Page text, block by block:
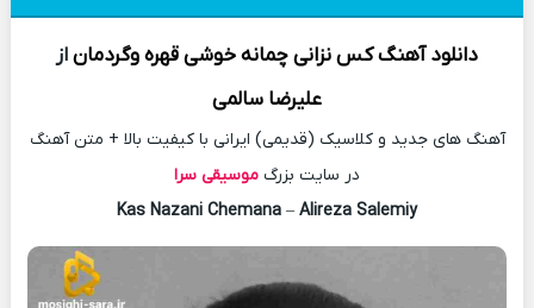
دانلود آهنگکس نزانی چمانه خوشی قهره وگردماناز
علیرضا سالمی
آهنگ های جدید و کلاسیک (قدیمی) ایرانی با کیفیت بالا + متن آهنگ
در سایت بزرگ موسیقی سرا
Kas Nazani Chemana – Alireza Salemiy